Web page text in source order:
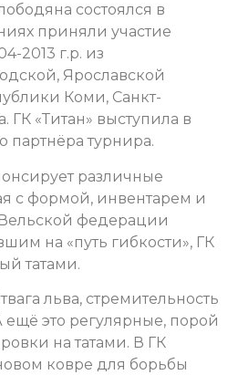
состоялся в
приняли участие
2013 г.р. из
Ярославской
Коми, Санкт-
ГК «Титан» выступила в
партнёра турнира.
различные
с формой, инвентарем и
федерации
на «путь гибкости», ГК
татами.
льва, стремительность
ещё это регулярные, порой
на татами. В ГК
ковре для борьбы